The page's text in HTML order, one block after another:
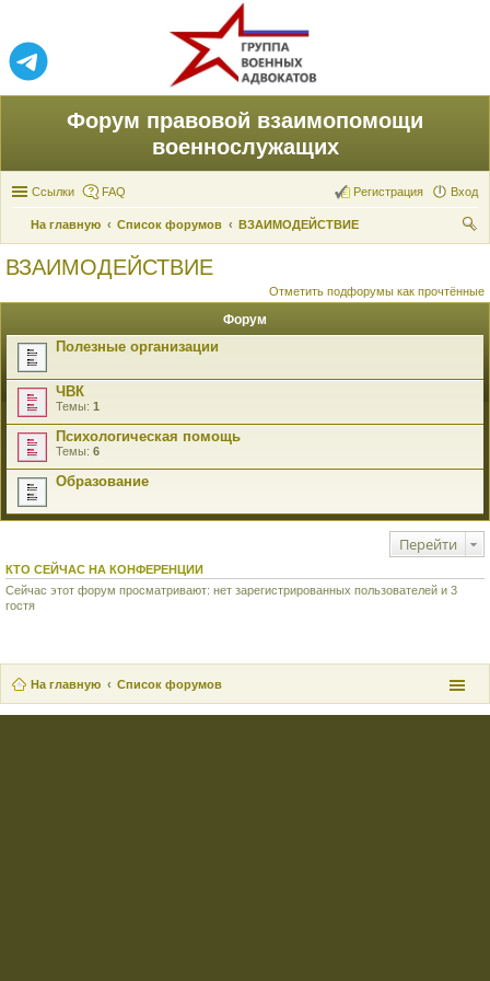
Форум правовой взаимопомощи
военнослужащих
Ссылки FAQ Вход
Регистрация
На главную Список форумов
ВЗАИМОДЕЙСТВИЕ
ВЗАИМОДЕЙСТВИЕ
Отметить подфорумы как прочтённые
Форум
Полезные организации
ЧВК
Темы: 1
Психологическая помощь
Темы: 6
Образование
Перейти
КТО СЕЙЧАС НА КОНФЕРЕНЦИИ
Сейчас этот форум просматривают: нет зарегистрированных пользователей и 3
гостя
На главную Список форумов